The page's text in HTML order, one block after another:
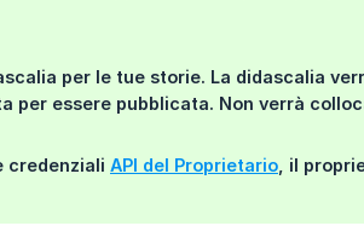
per le tue storie. La didascalia
per essere pubblicata. Non verrà
credenziali API del Proprietario , il